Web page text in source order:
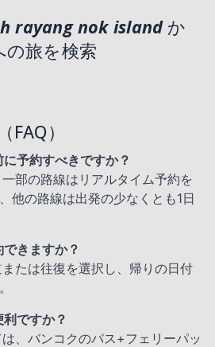
rayang nok islandか
の旅を検索
FAQ）
予約すべきですか？
部の路線はリアルタイム予約を
他の路線は出発の少なくとも1日
きますか？
たは往復を選択し、帰りの日付
ですか？
、バンコクのバス+フェリーパッ